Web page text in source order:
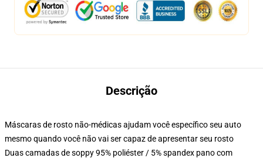
Descrição
Máscaras de rosto não-médicas ajudam você específico seu auto
mesmo quando você não vai ser capaz de apresentar seu rosto
Duas camadas de soppy 95% poliéster / 5% spandex pano com